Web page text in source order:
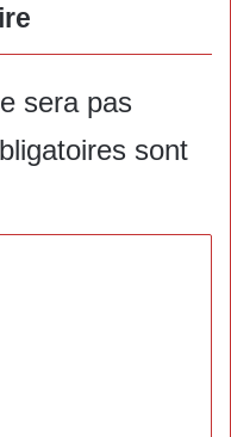
sera pas
sont